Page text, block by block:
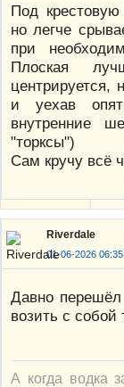
Под крестовую
но легче
при
Плоская
центрируется,
и уехав
внутренние
"торксы")
Сам кручу всё
Riverdale
01-06-2026
Давно
возить с собой
А когда водка